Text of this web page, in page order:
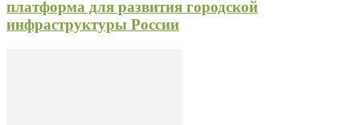
платформа для развития городской
инфраструктуры России